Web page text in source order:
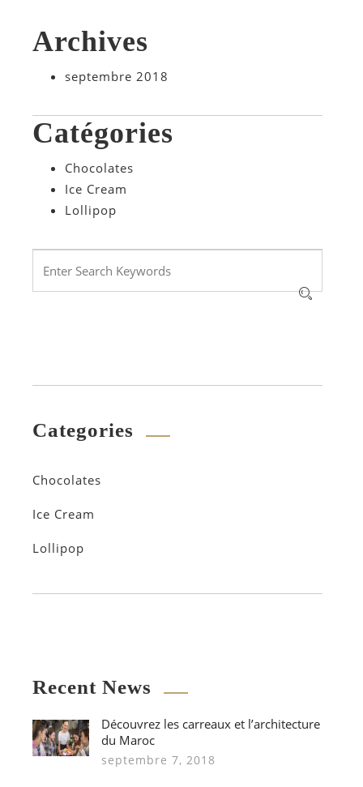
Archives
septembre 2018
Catégories
Chocolates
Ice Cream
Lollipop
Categories
Chocolates
Ice Cream
Lollipop
Recent News
Découvrez les carreaux et l’architecture
du Maroc
septembre 7, 2018